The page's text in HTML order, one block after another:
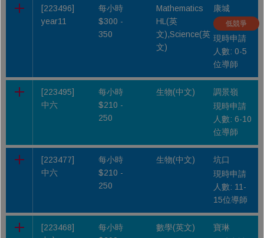
[223496]
year11
每小時
$300 -
350
Mathematics
HL(英
文),Science(英
文)
康城
低競爭
現時申請
人數: 0-5
位導師
[223495]
中六
每小時
$210 -
250
生物(中文)
調景嶺
現時申請
人數: 6-10
位導師
[223477]
中六
每小時
$210 -
250
生物(中文)
坑口
現時申請
人數: 11-
15位導師
[223468]
每小時
數學(英文)
寶琳